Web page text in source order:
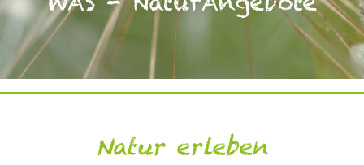
Natur erleben